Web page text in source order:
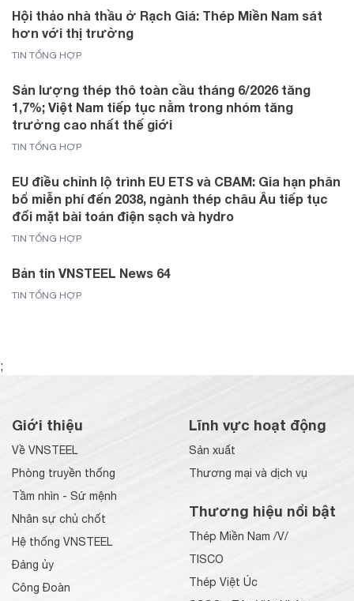
Hội thảo nhà thầu ở Rạch Giá: Thép Miền Nam sát
hơn với thị trường
TIN TỔNG HỢP
Sản lượng thép thô toàn cầu tháng 6/2026 tăng
1,7%; Việt Nam tiếp tục nằm trong nhóm tăng
trưởng cao nhất thế giới
TIN TỔNG HỢP
EU điều chỉnh lộ trình EU ETS và CBAM: Gia hạn phân
bổ miễn phí đến 2038, ngành thép châu Âu tiếp tục
đối mặt bài toán điện sạch và hydro
TIN TỔNG HỢP
Bản tin VNSTEEL News 64
TIN TỔNG HỢP
;
Giới thiệu
Về VNSTEEL
Phòng truyền thống
Tầm nhìn - Sứ mệnh
Nhân sự chủ chốt
Hệ thống VNSTEEL
Đảng ủy
Công Đoàn
Lĩnh vực hoạt động
Sản xuất
Thương mại và dịch vụ
Thương hiệu nổi bật
Thép Miền Nam /V/
TISCO
Thép Việt Úc